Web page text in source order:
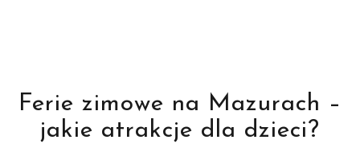
Ferie zimowe na Mazurach –
jakie atrakcje dla dzieci?